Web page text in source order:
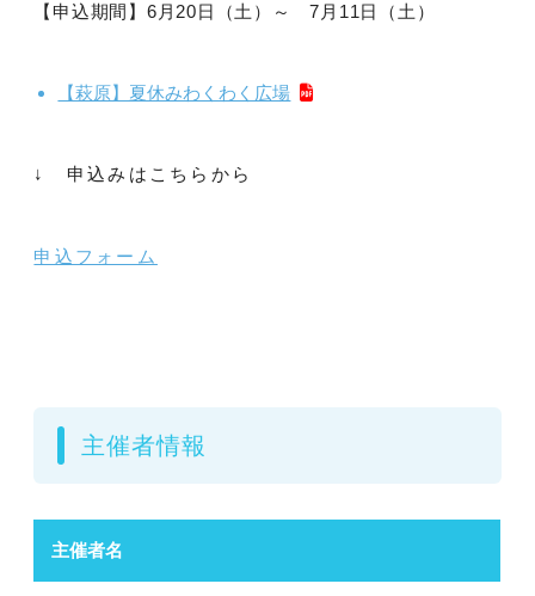
【申込期間】6月20日（土）～ 7月11日（土）
【萩原】夏休みわくわく広場
↓ 申込みはこちらから
申込フォーム
主催者情報
主催者名